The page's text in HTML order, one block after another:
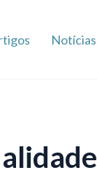
Notícias